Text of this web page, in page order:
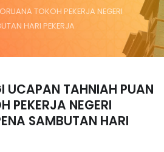
TOKOH PEKERJA NEGERI
HARI PEKERJA
UCAPAN TAHNIAH PUAN
PEKERJA NEGERI
SAMBUTAN HARI